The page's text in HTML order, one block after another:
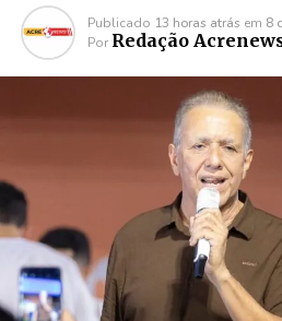
Publicado 13 horas atrás em 8
Por Redação